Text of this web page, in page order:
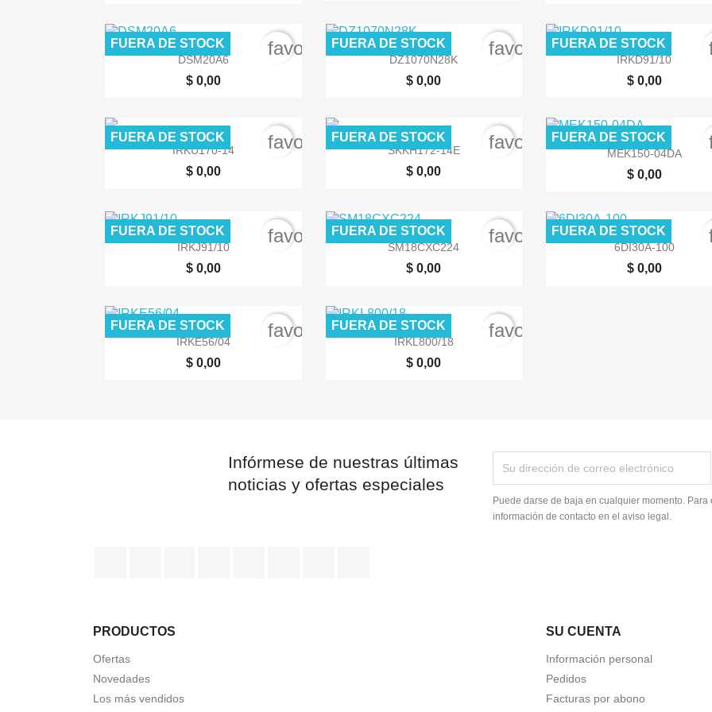
 Vista rápida
DSM20A6
$ 0,00
FUERA DE STOCK favorite_border
 Vista rápida
DZ1070N28K
$ 0,00
FUERA DE STOCK favorite_border
 Vista rápida
IRKD91/10
$ 0,00
FUERA DE STOCK
 Vista rápida
IRKU170-14
$ 0,00
FUERA DE STOCK favorite_border
 Vista rápida
SKKH172-14E
$ 0,00
FUERA DE STOCK favorite_border
 Vista rápida
MEK150-04DA
$ 0,00
FUERA DE STOCK
 Vista rápida
IRKJ91/10
$ 0,00
FUERA DE STOCK favorite_border
 Vista rápida
SM18CXC224
$ 0,00
FUERA DE STOCK favorite_border
 Vista rápida
6DI30A-100
$ 0,00
FUERA DE STOCK
 Vista rápida
IRKE56/04
$ 0,00
FUERA DE STOCK favorite_border
 Vista rápida
IRKL800/18
$ 0,00
FUERA DE STOCK favorite_border
Infórmese de nuestras últimas
noticias y ofertas especiales
Puede darse de baja en cualquier momento.
información de contacto en el aviso legal.
PRODUCTOS
Ofertas
Novedades
Los más vendidos
SU CUENTA
Información personal
Pedidos
Facturas por abono